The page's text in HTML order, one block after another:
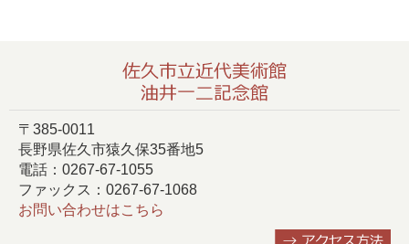
〒385-0011
長野県佐久市猿久保35番地5
電話：0267-67-1055
ファックス：0267-67-1068
お問い合わせはこちら